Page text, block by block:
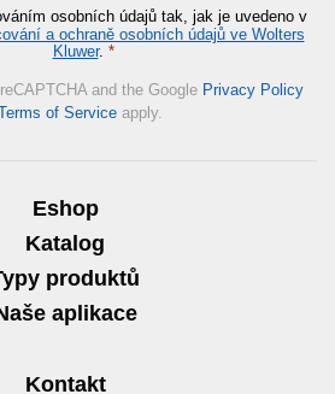
osobních údajů tak, jak je uvedeno v
a ochraně osobních údajů ve Wolters
Kluwer. *
and the Google Privacy Policy
of Service apply.
Eshop
Katalog
produktů
aplikace
Kontakt